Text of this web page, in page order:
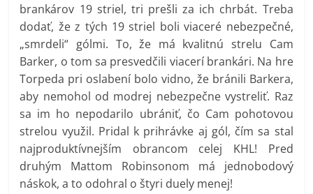
brankárov 19 striel, tri prešli za ich chrbát. Treba
dodať, že z tých 19 striel boli viaceré nebezpečné,
„smrdeli“ gólmi. To, že má kvalitnú strelu Cam
Barker, o tom sa presvedčili viacerí brankári. Na hre
Torpeda pri oslabení bolo vidno, že bránili Barkera,
aby nemohol od modrej nebezpečne vystreliť. Raz
sa im ho nepodarilo ubrániť, čo Cam pohotovou
strelou využil. Pridal k prihrávke aj gól, čím sa stal
najproduktívnejším obrancom celej KHL! Pred
druhým Mattom Robinsonom má jednobodový
náskok, a to odohral o štyri duely menej!